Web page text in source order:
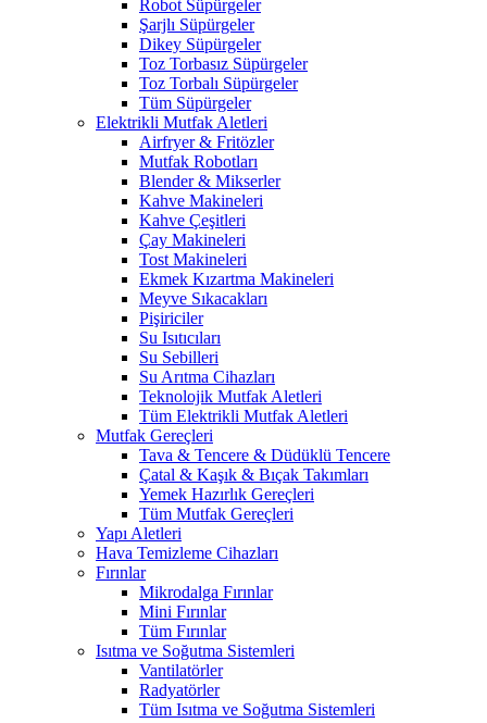
Robot Süpürgeler
Şarjlı Süpürgeler
Dikey Süpürgeler
Toz Torbasız Süpürgeler
Toz Torbalı Süpürgeler
Tüm Süpürgeler
Elektrikli Mutfak Aletleri
Airfryer & Fritözler
Mutfak Robotları
Blender & Mikserler
Kahve Makineleri
Kahve Çeşitleri
Çay Makineleri
Tost Makineleri
Ekmek Kızartma Makineleri
Meyve Sıkacakları
Pişiriciler
Su Isıtıcıları
Su Sebilleri
Su Arıtma Cihazları
Teknolojik Mutfak Aletleri
Tüm Elektrikli Mutfak Aletleri
Mutfak Gereçleri
Tava & Tencere & Düdüklü Tencere
Çatal & Kaşık & Bıçak Takımları
Yemek Hazırlık Gereçleri
Tüm Mutfak Gereçleri
Yapı Aletleri
Hava Temizleme Cihazları
Fırınlar
Mikrodalga Fırınlar
Mini Fırınlar
Tüm Fırınlar
Isıtma ve Soğutma Sistemleri
Vantilatörler
Radyatörler
Tüm Isıtma ve Soğutma Sistemleri